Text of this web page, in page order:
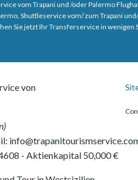
vom Trapani und /oder Palermo
Shuttleservice vom/ zum Trapani
Sie jetzt Ihr Transferservice in wenigen
von
)
- Aktienkapital 50,000 €